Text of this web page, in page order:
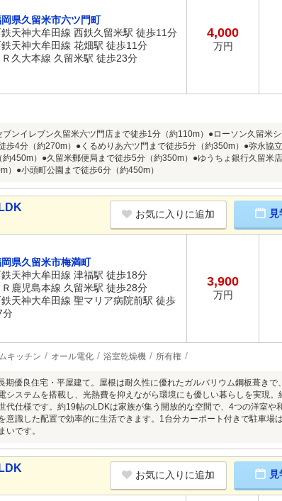
県久留米市六ツ門町
天神大牟田線 西鉄久留米駅 徒歩11分
天神大牟田線 花畑駅 徒歩11分
Ｒ久大本線 久留米駅 徒歩23分
4,000
万円
ブンイレブン久留米六ツ門店まで徒歩1分（約110m）●ローソン久留米
歩4分（約270m）●くるめりあ六ツ門まで徒歩5分（約350m）●弥永協
約450m）●久留米郵便局まで徒歩5分（約350m）●ゆうちょ銀行久留米
）●小頭町公園まで徒歩6分（約450m）
お気に入りに追加
県久留米市梅満町
天神大牟田線 津福駅 徒歩18分
Ｒ鹿児島本線 久留米駅 徒歩28分
天神大牟田線 聖マリア病院前駅 徒歩
分
3,900
万円
キッチン オール電化 浴室乾燥機 所有権
期優良住宅・平屋建て。屋根は耐久性に優れたガルバリウム鋼板葺き
システムを搭載し、光熱費を抑えながら環境にも優しい暮らしを実現
代仕様です。約19帖のLDKは家族が集う開放的な空間で、4つの洋室
意識した配置で効率的に生活できます。1台分カーポート付きで駐車
いです。
お気に入りに追加